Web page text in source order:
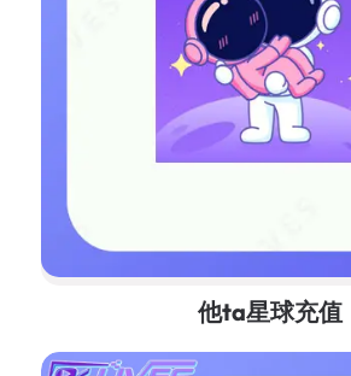
他ta星球充值